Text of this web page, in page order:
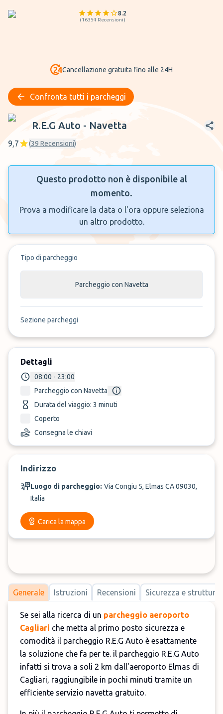
8.2
(16354 Recensioni)
Cancellazione gratuita fino alle 24H
Confronta tutti i parcheggi
R.E.G Auto - Navetta
R.E.G Auto - Navetta
9,7 (39 Recensioni)
Questo prodotto non è disponibile al
momento.
Prova a modificare la data o l'ora oppure seleziona
un altro prodotto.
Tipo di parcheggio
Parcheggio con Navetta
Sezione parcheggi
Dettagli
08:00 - 23:00
Parcheggio con Navetta
Durata del viaggio: 3 minuti
Coperto
Consegna le chiavi
Indirizzo
Luogo di parcheggio: Via Congiu 5, Elmas CA 09030,
Italia
Carica la mappa
Generale Istruzioni Recensioni Sicurezza e strutture
Se sei alla ricerca di un parcheggio aeroporto
Cagliari che metta al primo posto sicurezza e
comodità il parcheggio R.E.G Auto è esattamente
la soluzione che fa per te. il parcheggio R.E.G Auto
infatti si trova a soli 2 km dall'aeroporto Elmas di
Cagliari, raggiungibile in pochi minuti tramite un
efficiente servizio navetta gratuito.